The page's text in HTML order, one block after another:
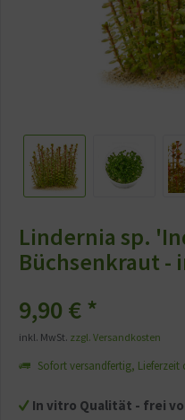
Lindernia sp.
Büchsenkraut -
In vitro Qualität - frei
9,90 €*
inkl. MwSt. zzgl. Versandkosten
Sofort versandfertig, Lieferzeit